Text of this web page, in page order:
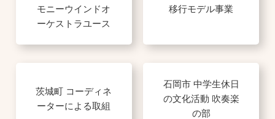
モニーウインドオ
ーケストラユース
移行モデル事業
茨城町 コーディネ
ーターによる取組
石岡市 中学生休日
の文化活動 吹奏楽
の部